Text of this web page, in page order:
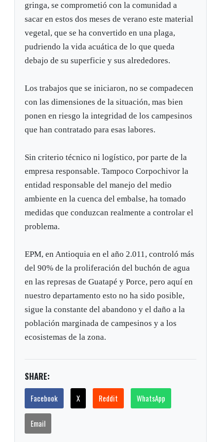
gringa, se comprometió con la comunidad a
sacar en estos dos meses de verano este material
vegetal, que se ha convertido en una plaga,
pudriendo la vida acuática de lo que queda
debajo de su superficie y sus alrededores.
Los trabajos que se iniciaron, no se compadecen
con las dimensiones de la situación, mas bien
ponen en riesgo la integridad de los campesinos
que han contratado para esas labores.
Sin criterio técnico ni logístico, por parte de la
empresa responsable. Tampoco Corpochivor la
entidad responsable del manejo del medio
ambiente en la cuenca del embalse, ha tomado
medidas que conduzcan realmente a controlar el
problema.
EPM, en Antioquia en el año 2.011, controló más
del 90% de la proliferación del buchón de agua
en las represas de Guatapé y Porce, pero aquí en
nuestro departamento esto no ha sido posible,
sigue la constante del abandono y el daño a la
población marginada de campesinos y a los
ecosistemas de la zona.
SHARE:
Facebook X Reddit WhatsApp
Email